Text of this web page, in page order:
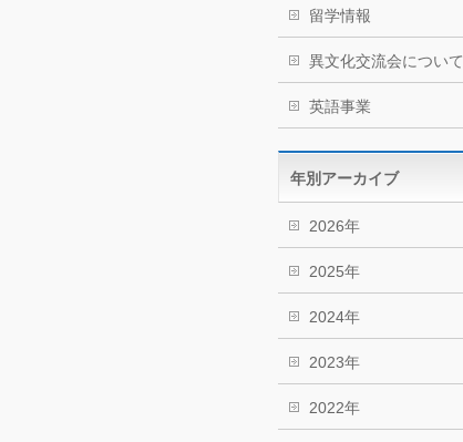
留学情報
異文化交流会について
英語事業
年別アーカイブ
2026年
2025年
2024年
2023年
2022年